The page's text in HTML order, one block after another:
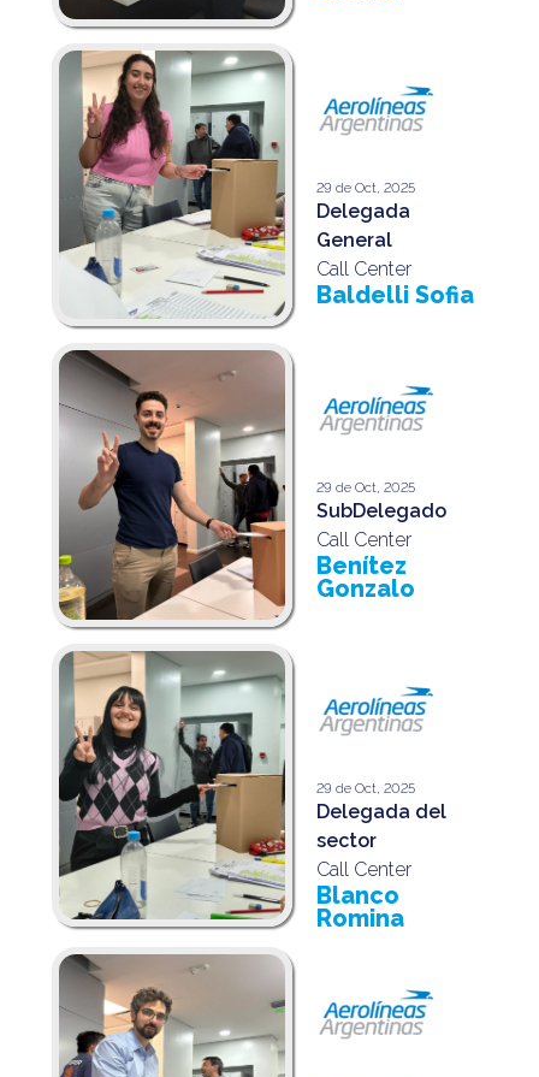
29 de Oct, 2025
Delegada
General
Call Center
Baldelli Sofia
29 de Oct, 2025
SubDelegado
Call Center
Benítez
Gonzalo
29 de Oct, 2025
Delegada del
sector
Call Center
Blanco
Romina